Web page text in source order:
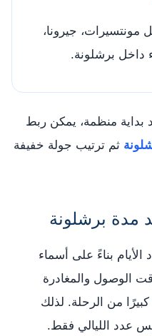
جيرونا،
داخل برشلونة.
بداية منظمة، يمكن ربط
ثم ترتيب جولة خفيفة
مدة برشلونة
بناءً على أسماء
الوصول والمغادرة
من الرحلة. لذلك
عدد الليالي فقط.